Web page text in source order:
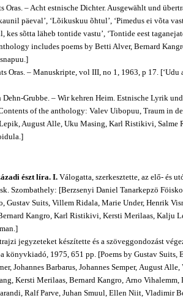
Oras. – Acht estnische Dichter. Ausgewählt und
päeval’, ‘Lõikuskuu õhtul’, ‘Pimedus ei võta
sõtta läheb tontide vastu’, ‘Tontide eest
includes poems by Betti Alver, Bernard
Oras. – Manuskripte, vol III, no 1, 1963, p 17.
Grubbe. – Wir kehren Heim. Estnische Lyrik
of the anthology: Valev Uibopuu, Traum in
August Alle, Uku Masing, Karl Ristikivi, Salme
észt líra. I. Válogatta, szerkesztette, az elő- és
Szombathely: [Berzsenyi Daniel Tanarkepzö
Gustav Suits, Villem Ridala, Marie Under, Henrik
Kangro, Karl Ristikivi, Kersti Merilaas, Kalju
jegyzeteket készítette és a szöveggondozást
1975, 651 pp. [Poems by Gustav Suits,
Johannes Barbarus, Johannes Semper, August Alle,
Kersti Merilaas, Bernard Kangro, Arno
Ralf Parve, Juhan Smuul, Ellen Niit, Vladimir